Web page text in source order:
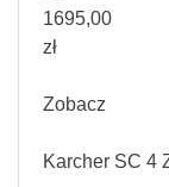
1695,00
zł
Zobacz
Karcher SC 4